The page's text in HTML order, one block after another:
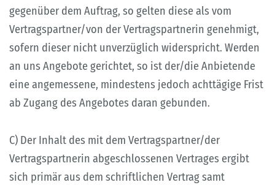
gegenüber dem Auftrag, so gelten diese als vom
Vertragspartner/von der Vertragspartnerin genehmigt,
sofern dieser nicht unverzüglich widerspricht. Werden
an uns Angebote gerichtet, so ist der/die Anbietende
eine angemessene, mindestens jedoch achttägige Frist
ab Zugang des Angebotes daran gebunden.
C) Der Inhalt des mit dem Vertragspartner/der
Vertragspartnerin abgeschlossenen Vertrages ergibt
sich primär aus dem schriftlichen Vertrag samt